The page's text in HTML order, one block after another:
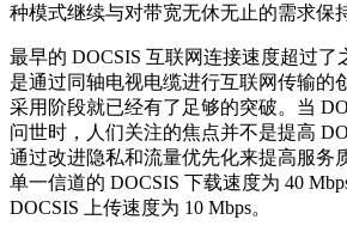
种模式继续与对带宽无休无止的需求保
最早的 DOCSIS 互联网连接速度超过了
是通过同轴电视电缆进行互联网传输的
采用阶段就已经有了足够的突破。当
问世时，人们关注的焦点并不是提高
通过改进隐私和流量优先化来提高服务
单一信道的 DOCSIS 下载速度为 40
DOCSIS 上传速度为 10 Mbps。